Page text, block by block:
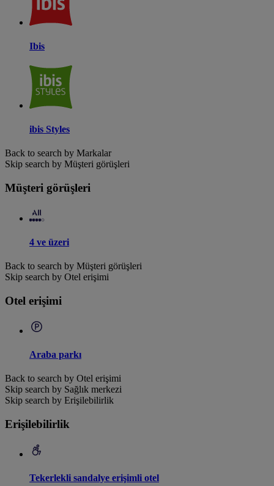
Ibis
ibis Styles
Back to search by Markalar
Skip search by Müşteri görüşleri
Müşteri görüşleri
4 ve üzeri
Back to search by Müşteri görüşleri
Skip search by Otel erişimi
Otel erişimi
Araba parkı
Back to search by Otel erişimi
Skip search by Sağlık merkezi
Skip search by Erişilebilirlik
Erişilebilirlik
Tekerlekli sandalye erişimli otel